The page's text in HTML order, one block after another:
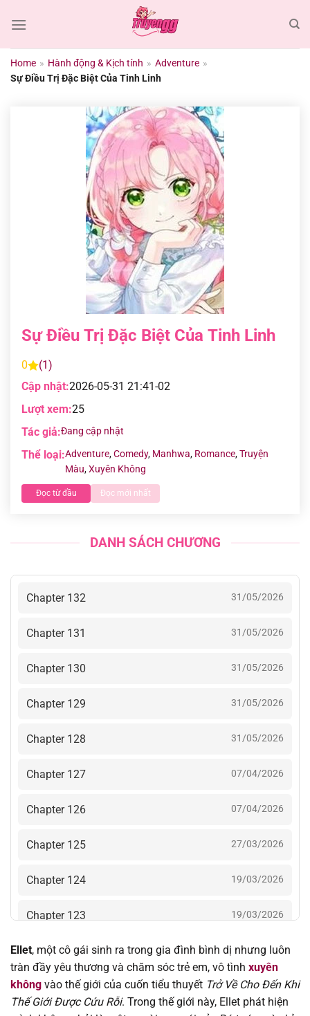
đến
dungHome » Hành động & Kịch tính » Adventure »
Sự Điều Trị Đặc Biệt Của Tinh Linh
Sự Điều Trị Đặc Biệt Của Tinh Linh
0
(1)
Cập nhật:2026-05-31 21:41-02
Lượt xem:25
Tác giả:Đang cập nhật
Thể loại:Adventure,Comedy, Manhwa, Romance,Truyện
Màu,Xuyên Không
Đọc từ đầu Đọc mới nhất
DANH SÁCH CHƯƠNG
Chapter 132 31/05/2026
Chapter 131 31/05/2026
Chapter 130 31/05/2026
Chapter 129 31/05/2026
Chapter 128 31/05/2026
Chapter 127 07/04/2026
Chapter 126 07/04/2026
Chapter 125 27/03/2026
Chapter 124 19/03/2026
Chapter 123 19/03/2026
Chapter 122 28/02/2026
Chapter 121 26/02/2026
Ellet, một cô gái sinh ra trong gia đình bình dị nhưng luôn
tràn đầy yêu thương và chăm sóc trẻ em, vô tình xuyên
không vào thế giới của cuốn tiểu thuyết Trở Về Cho Đến Khi
Thế Giới Được Cứu Rỗi. Trong thế giới này, Ellet phát hiện